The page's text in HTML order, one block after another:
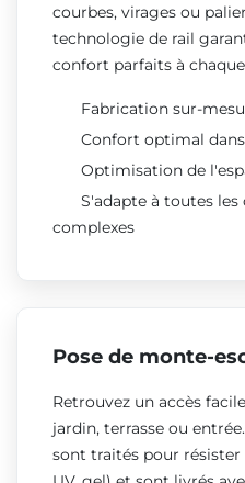
courbes, virages ou
technologie de rail
confort parfaits à
Fabrication sur-
Confort optimal
Optimisation de
S'adapte à toutes
complexes
Pose de monte-
Retrouvez un accès
jardin, terrasse ou
sont traités pour